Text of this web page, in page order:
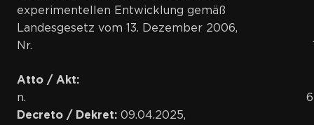
experimentellen Entwicklung gemäß
Landesgesetz vom 13. Dezember 2006,
Nr.
Atto / Akt:
n. 62/
Decreto / Dekret: 09.04.2025,